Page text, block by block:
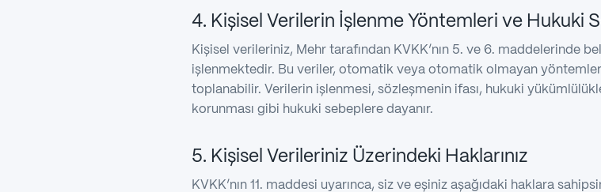
4. Kişisel Verilerin İşlenme Yöntemleri ve Hukuki
Kişisel verileriniz, Mehr tarafından KVKK’nın 5. ve 6. maddelerinde
işlenmektedir. Bu veriler, otomatik veya otomatik olmayan
toplanabilir. Verilerin işlenmesi, sözleşmenin ifası, hukuki
korunması gibi hukuki sebeplere dayanır.
5. Kişisel Verileriniz Üzerindeki Haklarınız
KVKK’nın 11. maddesi uyarınca, siz ve eşiniz aşağıdaki haklara